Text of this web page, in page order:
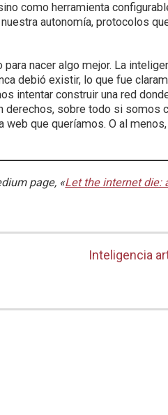
como herramienta
autonomía, protocolos
nacer algo mejor. La
debió existir, lo que fue
intentar construir una red
sobre todo si somos
que queríamos. O al
page, «Let the internet die:
Inteligencia